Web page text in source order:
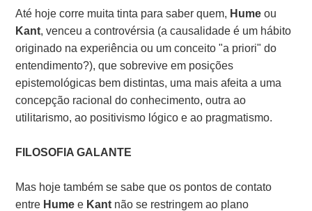
Até hoje corre muita tinta para saber quem, Humeou
Kant, venceu a controvérsia (a causalidade é um hábito
originado na experiência ou um conceito "a priori" do
entendimento?), que sobrevive em posições
epistemológicas bem distintas, uma mais afeita a uma
concepção racional do conhecimento, outra ao
utilitarismo, ao positivismo lógico e ao pragmatismo.
FILOSOFIA GALANTE
Mas hoje também se sabe que os pontos de contato
entre Humee Kant não se restringem ao plano